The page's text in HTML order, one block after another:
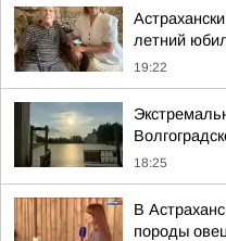
летний
19:22
18:25
В
породы овец